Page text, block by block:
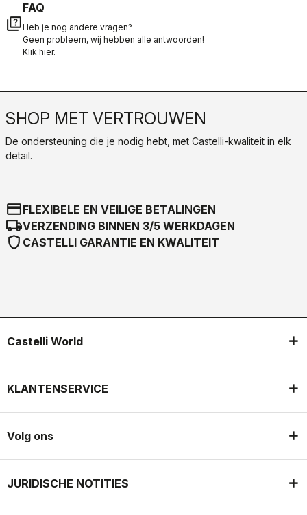
quiz
FAQ
Heb je nog andere vragen?
Geen probleem, wij hebben alle antwoorden!
Klik hier.
SHOP MET VERTROUWEN
De ondersteuning die je nodig hebt, met Castelli-kwaliteit in elk
detail.
credit_cardFLEXIBELE EN VEILIGE BETALINGEN
local_shippingVERZENDING BINNEN 3/5 WERKDAGEN
shield CASTELLI GARANTIE EN KWALITEIT
Castelli World
KLANTENSERVICE
Volg ons
JURIDISCHE NOTITIES